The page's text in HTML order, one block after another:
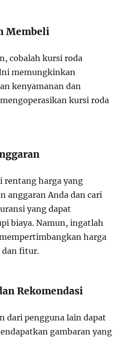
Membeli
cobalah kursi roda
memungkinkan
kenyamanan dan
kursi roda
rentang harga yang
anggaran Anda dan cari
yang dapat
biaya. Namun, ingatlah
harga
dan fitur.
Rekomendasi
dari pengguna lain dapat
gambaran yang